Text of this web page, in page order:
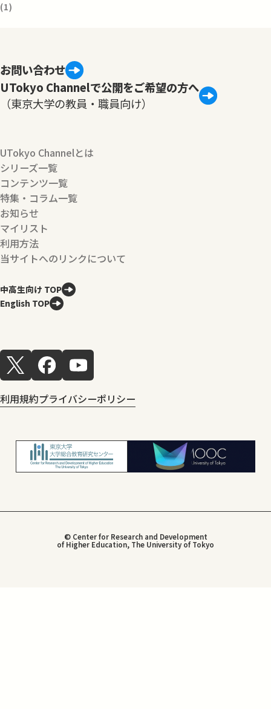
お問い合わせ
UTokyo Channelで公開をご希望の方へ
（東京大学の教員・職員向け）
UTokyo Channelとは
シリーズ一覧
コンテンツ一覧
特集・コラム一覧
お知らせ
マイリスト
利用方法
当サイトへのリンクについて
中高生向け TOP
English TOP
利用規約プライバシーポリシー
© Center for Research and Development
of Higher Education, The University of Tokyo